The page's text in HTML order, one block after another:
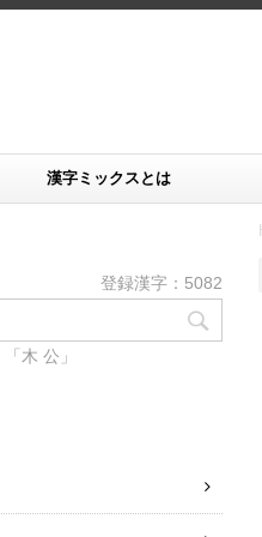
漢字ミックスとは
登録漢字：5082
木 公」